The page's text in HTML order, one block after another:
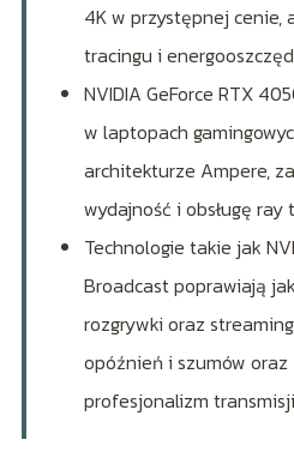
4K w przystępnej cenie,
tracingu i
NVIDIA GeForce RTX
w laptopach
architekturze Ampere,
wydajność i obsługę ray
Technologie takie jak
Broadcast poprawiają
rozgrywki oraz
opóźnień i szumów oraz
profesjonalizm